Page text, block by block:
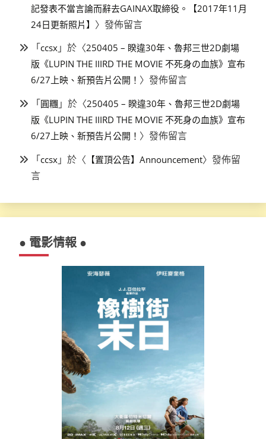
記發表不當言論而辭去GAINAX取締役。【2017年11月
24日更新照片】 〉發佈留言
「ccsx 」於〈250405 – 睽違30年、魯邦三世2D劇場
版《LUPIN THE IIIRD THE MOVIE 不死身の血族》宣布
6/27上映、新預告片公開！ 〉發佈留言
「圓糰 」於〈250405 – 睽違30年、魯邦三世2D劇場
版《LUPIN THE IIIRD THE MOVIE 不死身の血族》宣布
6/27上映、新預告片公開！ 〉發佈留言
「ccsx 」於〈 【置頂公告】Announcement〉發佈留
言
● 電影情報 ●